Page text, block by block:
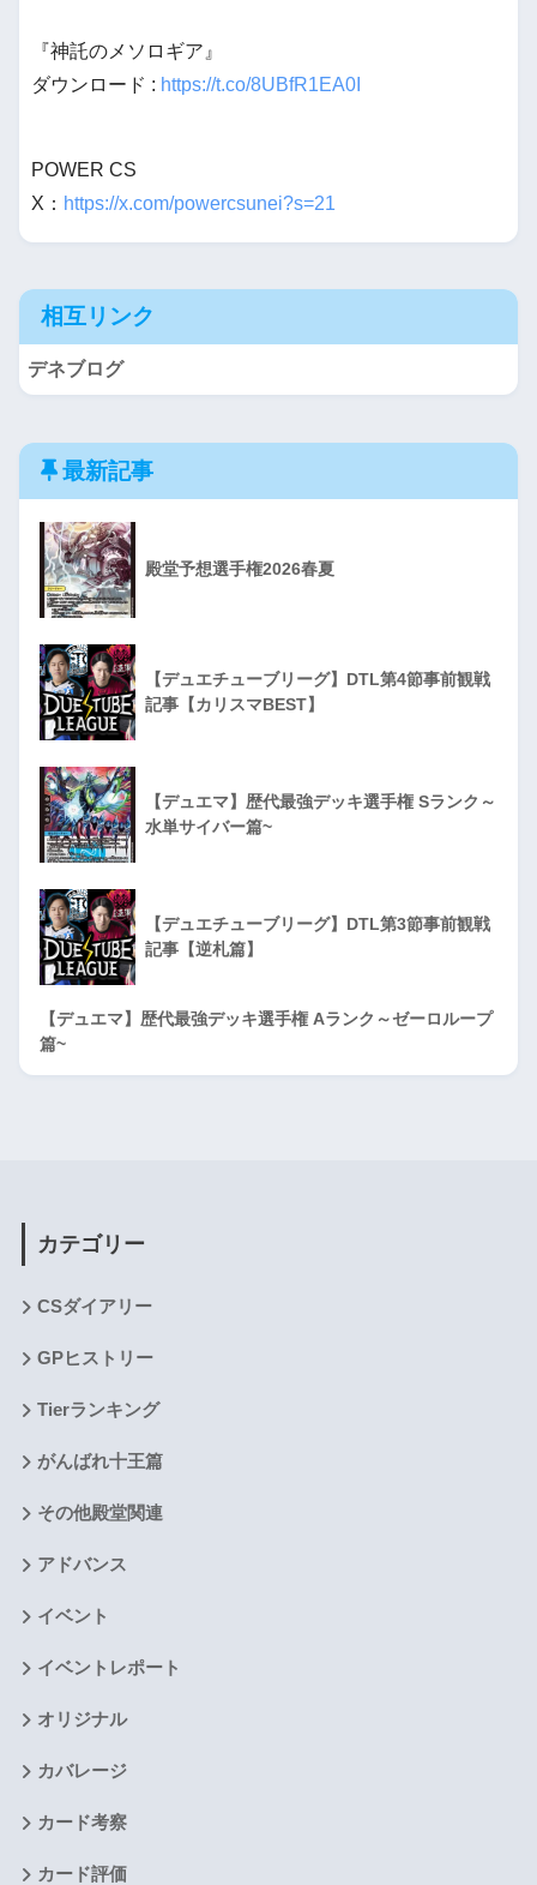
『神託のメソロギア』
ダウンロード : https://t.co/8UBfR1EA0I
POWER CS
X： https://x.com/powercsunei?s=21
相互リンク
デネブログ
最新記事
殿堂予想選手権2026春夏
【デュエチューブリーグ】DTL第4節事前観戦
記事【カリスマBEST】
【デュエマ】歴代最強デッキ選手権 Sランク～
水単サイバー篇~
【デュエチューブリーグ】DTL第3節事前観戦
記事【逆札篇】
【デュエマ】歴代最強デッキ選手権 Aランク～ゼーロループ
篇~
カテゴリー
CSダイアリー
GPヒストリー
Tierランキング
がんばれ十王篇
その他殿堂関連
アドバンス
イベント
イベントレポート
オリジナル
カバレージ
カード考察
カード評価